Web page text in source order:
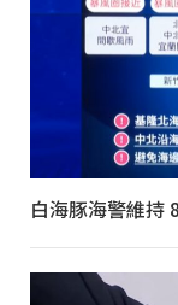
白海豚海警維持